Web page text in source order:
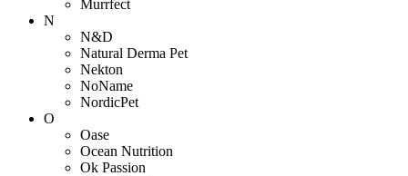
Murrfect
N
N&D
Natural Derma Pet
Nekton
NoName
NordicPet
O
Oase
Ocean Nutrition
Ok Passion